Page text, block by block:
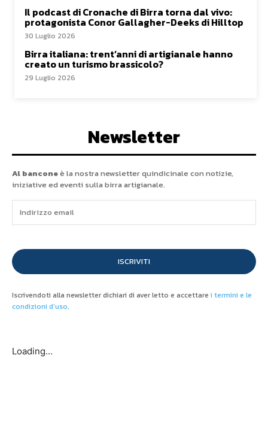
Il podcast di Cronache di Birra torna dal vivo:
protagonista Conor Gallagher-Deeks di Hilltop
30 Luglio 2026
Birra italiana: trent’anni di artigianale hanno
creato un turismo brassicolo?
29 Luglio 2026
Newsletter
Al banconeè la nostra newsletter quindicinale con notizie,
iniziative ed eventi sulla birra artigianale.
ISCRIVITI
Iscrivendoti alla newsletter dichiari di aver letto e accettare i termini e le
condizioni d'uso.
Loading...